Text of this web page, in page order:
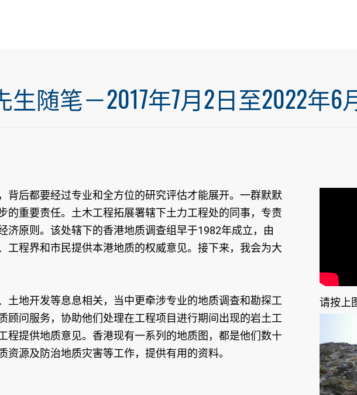
随笔－2017年7月2日至2022年6
后都要经过专业和全方位的研究评估才能展开。一群默默
重要责任。土木工程拓展署辖下土力工程处的同事，专责
原则。该处辖下的香港地质调查组早于1982年成立，由
工程界和市民提供本港地质的权威意见。接下来，我会为大
土地开发等息息相关，当中更牵涉专业的地质调查和勘探工
问服务，协助他们处理在工程项目进行期间出现的岩土工
提供地质意见。香港现有一系列的地质图，都是他们数十
源及防治地质灾害等工作，提供有用的资料。
请按上